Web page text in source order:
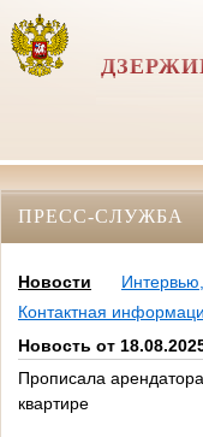
ПРЕСС-СЛУЖБА
Новости
Контактная
Новость от
Прописала
квартире